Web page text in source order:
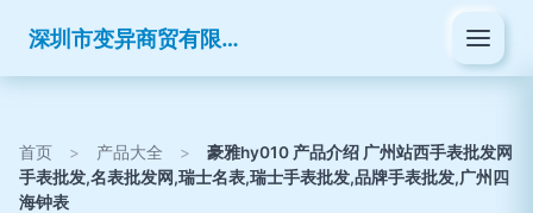
深圳市变异商贸有限公司
首页 > 产品大全 >
豪雅hy010 产品介绍 广州站西手表批发网
手表批发,名表批发网,瑞士名表,瑞士手表批发,品牌手表批发,广州四
海钟表